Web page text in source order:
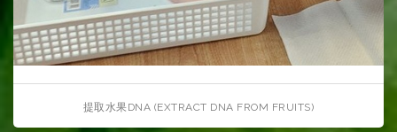
提取水果DNA (EXTRACT DNA FROM FRUITS)